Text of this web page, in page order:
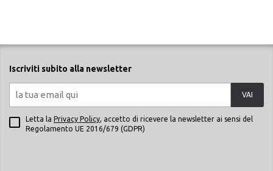
Iscriviti subito alla newsletter
VAI
Letta la Privacy Policy , accetto di ricevere la newsletter ai sensi del
Regolamento UE 2016/679 (GDPR)